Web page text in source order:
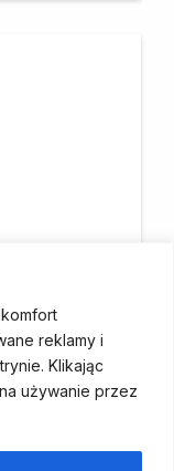
reklamy i
Klikając
używanie przez